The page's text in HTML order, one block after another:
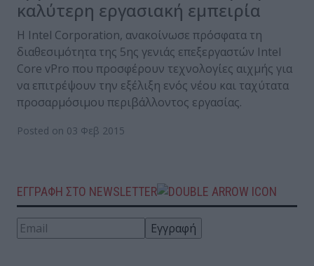
καλύτερη εργασιακή εμπειρία
Η Intel Corporation, ανακοίνωσε πρόσφατα τη
διαθεσιμότητα της 5ης γενιάς επεξεργαστών Intel
Core vPro που προσφέρουν τεχνολογίες αιχμής για
να επιτρέψουν την εξέλιξη ενός νέου και ταχύτατα
προσαρμόσιμου περιβάλλοντος εργασίας.
Posted on 03 Φεβ 2015
ΕΓΓΡΑΦΗ ΣΤΟ NEWSLETTER